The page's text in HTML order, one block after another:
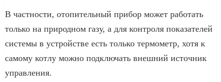
В частности, отопительный прибор может работать
только на природном газу, а для контроля показателей
системы в устройстве есть только термометр, хотя к
самому котлу можно подключать внешний источник
управления.